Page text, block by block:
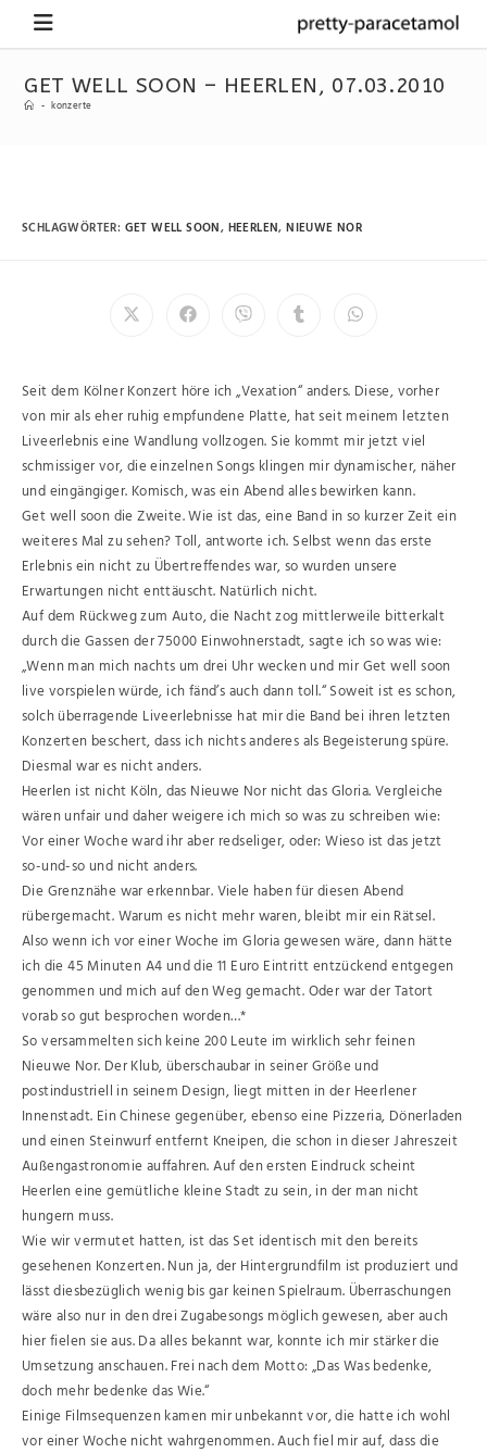
GET WELL SOON – HEERLEN, 07.03.2010
- konzerte
SCHLAGWÖRTER: GET WELL SOON, HEERLEN, NIEUWE NOR
Seit dem Kölner Konzert höre ich „Vexation“ anders. Diese, vorher
von mir als eher ruhig empfundene Platte, hat seit meinem letzten
Liveerlebnis eine Wandlung vollzogen. Sie kommt mir jetzt viel
schmissiger vor, die einzelnen Songs klingen mir dynamischer, näher
und eingängiger. Komisch, was ein Abend alles bewirken kann.
Get well soon die Zweite. Wie ist das, eine Band in so kurzer Zeit ein
weiteres Mal zu sehen? Toll, antworte ich. Selbst wenn das erste
Erlebnis ein nicht zu Übertreffendes war, so wurden unsere
Erwartungen nicht enttäuscht. Natürlich nicht.
Auf dem Rückweg zum Auto, die Nacht zog mittlerweile bitterkalt
durch die Gassen der 75000 Einwohnerstadt, sagte ich so was wie:
„Wenn man mich nachts um drei Uhr wecken und mir Get well soon
live vorspielen würde, ich fänd’s auch dann toll.“ Soweit ist es schon,
solch überragende Liveerlebnisse hat mir die Band bei ihren letzten
Konzerten beschert, dass ich nichts anderes als Begeisterung spüre.
Diesmal war es nicht anders.
Heerlen ist nicht Köln, das Nieuwe Nor nicht das Gloria. Vergleiche
wären unfair und daher weigere ich mich so was zu schreiben wie:
Vor einer Woche ward ihr aber redseliger, oder: Wieso ist das jetzt
so-und-so und nicht anders.
Die Grenznähe war erkennbar. Viele haben für diesen Abend
rübergemacht. Warum es nicht mehr waren, bleibt mir ein Rätsel.
Also wenn ich vor einer Woche im Gloria gewesen wäre, dann hätte
ich die 45 Minuten A4 und die 11 Euro Eintritt entzückend entgegen
genommen und mich auf den Weg gemacht. Oder war der Tatort
vorab so gut besprochen worden…*
So versammelten sich keine 200 Leute im wirklich sehr feinen
Nieuwe Nor. Der Klub, überschaubar in seiner Größe und
postindustriell in seinem Design, liegt mitten in der Heerlener
Innenstadt. Ein Chinese gegenüber, ebenso eine Pizzeria, Dönerladen
und einen Steinwurf entfernt Kneipen, die schon in dieser Jahreszeit
Außengastronomie auffahren. Auf den ersten Eindruck scheint
Heerlen eine gemütliche kleine Stadt zu sein, in der man nicht
hungern muss.
Wie wir vermutet hatten, ist das Set identisch mit den bereits
gesehenen Konzerten. Nun ja, der Hintergrundfilm ist produziert und
lässt diesbezüglich wenig bis gar keinen Spielraum. Überraschungen
wäre also nur in den drei Zugabesongs möglich gewesen, aber auch
hier fielen sie aus. Da alles bekannt war, konnte ich mir stärker die
Umsetzung anschauen. Frei nach dem Motto: „Das Was bedenke,
doch mehr bedenke das Wie.“
Einige Filmsequenzen kamen mir unbekannt vor, die hatte ich wohl
vor einer Woche nicht wahrgenommen. Auch fiel mir auf, dass die